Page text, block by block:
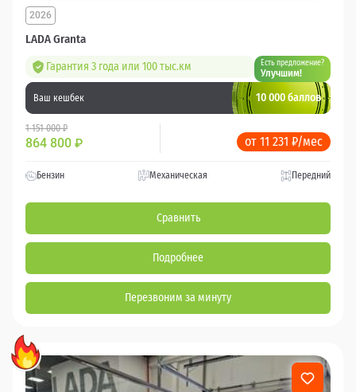
LADA Granta
2026
Гарантия 3 года или 100 тыс.км Есть предложение?
Улучшим!
Ваш кешбек 10 000 баллов
1 151 000 ₽
864 800 ₽ от 11 231 ₽/мес
Бензин Механическая Передний
Сравнить
Подробнее
Перезвоним за минуту